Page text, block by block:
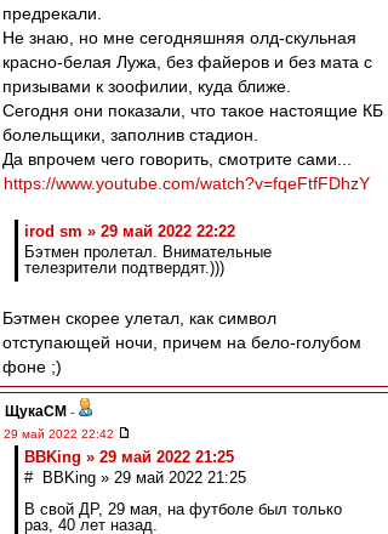
предрекали.
Не знаю, но мне сегодняшняя олд-скульная
красно-белая Лужа, без файеров и без мата с
призывами к зоофилии, куда ближе.
Сегодня они показали, что такое настоящие КБ
болельщики, заполнив стадион.
Да впрочем чего говорить, смотрите сами...
https://www.youtube.com/watch?v=fqeFtfFDhzY
irod sm » 29 май 2022 22:22
Бэтмен пролетал. Внимательные
телезрители подтвердят.)))
Бэтмен скорее улетал, как символ
отступающей ночи, причем на бело-голубом
фоне ;)
ЩукаСМ -
29 май 2022 22:42
BBKing » 29 май 2022 21:25
# BBKing » 29 май 2022 21:25
В свой ДР, 29 мая, на футболе был только
раз, 40 лет назад.